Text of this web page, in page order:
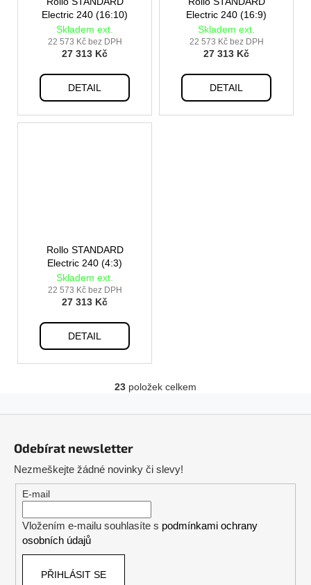
Electric 240 (16:10)
Skladem ext.
22 573 Kč bez DPH
27 313 Kč
DETAIL
Electric 240 (16:9)
Skladem ext.
22 573 Kč bez DPH
27 313 Kč
DETAIL
Rollo STANDARD
Electric 240 (4:3)
Skladem ext.
22 573 Kč bez DPH
27 313 Kč
DETAIL
O
a
c
r
23 položek celkem
Odebírat newsletter
Nezmeškejte žádné novinky či slevy!
E-mail
Vložením e-mailu souhlasíte s podmínkami ochrany
osobních údajů
PŘIHLÁSIT SE